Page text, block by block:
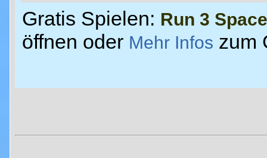
Gratis Spielen: Run 3 Space
öffnen oder Mehr Infos zum